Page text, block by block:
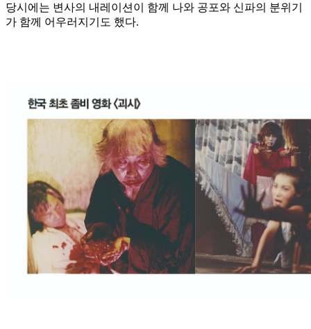
당시에는 변사의 내레이션이 함께 나와 공포와 신파의 분위기
가 함께 어우러지기도 했다.